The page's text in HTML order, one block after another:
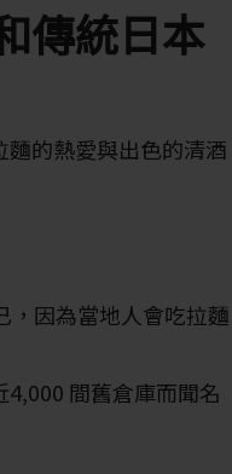
傳統日本
的熱愛與出色的清酒
，因為當地人會吃拉麵
間舊倉庫而聞名